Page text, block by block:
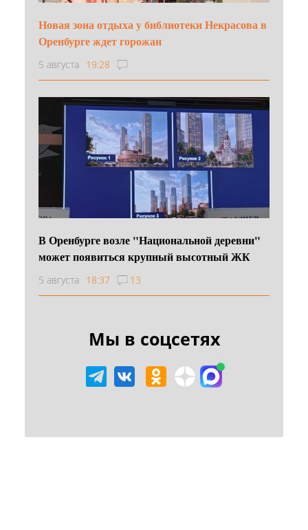
Новая зона отдыха у библиотеки Некрасова в
Оренбурге ждет горожан
5 августа 19:28
В Оренбурге возле "Национальной деревни"
может появиться крупный высотный ЖК
5 августа 18:37 13
Мы в соцсетях